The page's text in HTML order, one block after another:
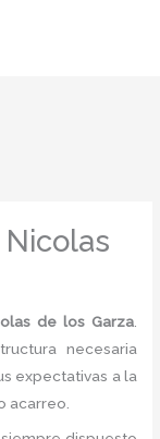
Nicolas
de los Garza.
necesaria
expectativas a la
acarreo.